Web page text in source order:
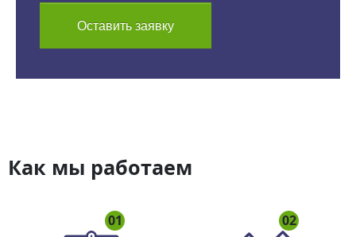
Оставить заявку
Как мы работаем
01 02